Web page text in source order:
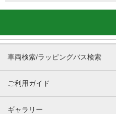
車両検索/ラッピングバス検索
ご利用ガイド
ギャラリー